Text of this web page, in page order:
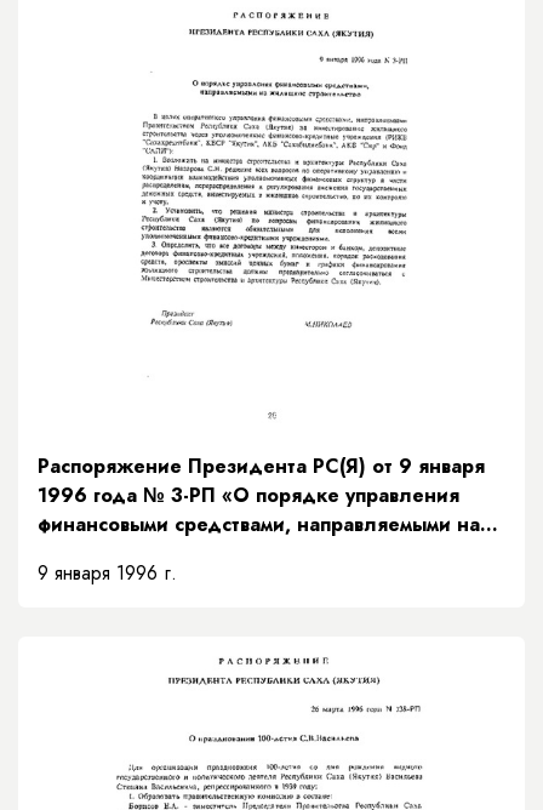
Распоряжение Президента РС(Я) от 9 января
1996 года № 3-РП «О порядке управления
финансовыми средствами, направляемыми на
9 января 1996 г.